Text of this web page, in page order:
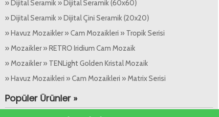
» Dijital Seramik » Dijital Seramik (60x60)
» Dijital Seramik » Dijital Çini Seramik (20x20)
» Havuz Mozaikler » Cam Mozaikleri » Tropik Serisi
» Mozaikler » RETRO Iridium Cam Mozaik
» Mozaikler » TENLight Golden Kristal Mozaik
» Havuz Mozaikleri » Cam Mozaikleri » Matrix Serisi
Popüler Ürünler »